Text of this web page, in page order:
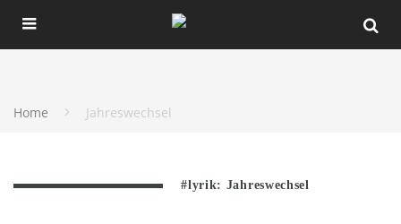
Home Jahreswechsel
#lyrik: Jahreswechsel